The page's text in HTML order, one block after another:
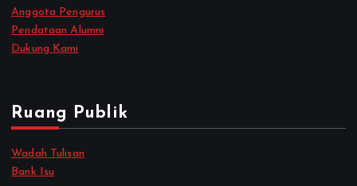
Anggota Pengurus
Pendataan Alumni
Dukung Kami
Ruang Publik
Wadah Tulisan
Bank Isu